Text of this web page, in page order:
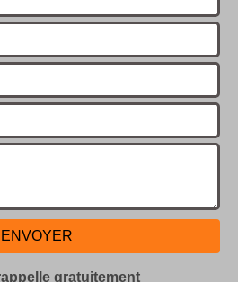
gratuitement